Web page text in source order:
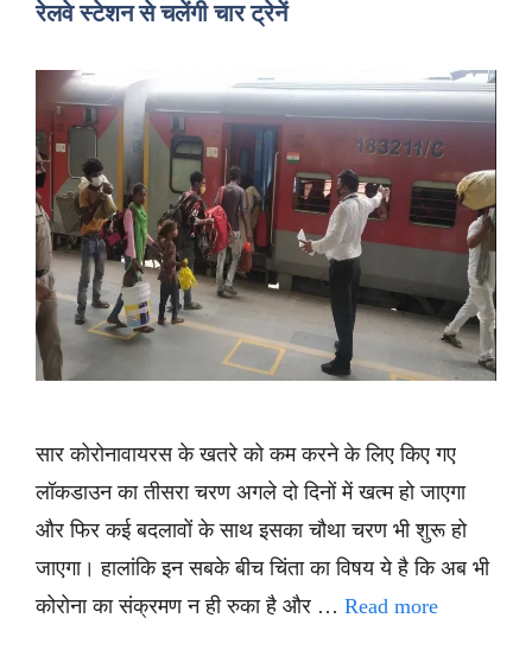
रेलवे स्टेशन से चलेंगी चार ट्रेनें
सार कोरोनावायरस के खतरे को कम करने के लिए किए गए
लॉकडाउन का तीसरा चरण अगले दो दिनों में खत्म हो जाएगा
और फिर कई बदलावों के साथ इसका चौथा चरण भी शुरू हो
जाएगा। हालांकि इन सबके बीच चिंता का विषय ये है कि अब भी
कोरोना का संक्रमण न ही रुका है और … Read more